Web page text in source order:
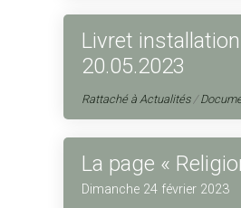
Livret
20.05.2023
Rattaché à Actualités /
La page «
Dimanche 24 février 2023